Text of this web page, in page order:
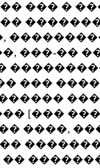
��� �
���-��
���
[���
����,